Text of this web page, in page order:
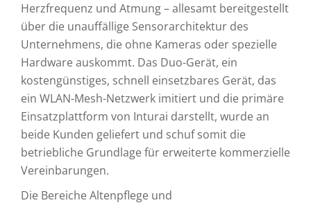
Herzfrequenz und Atmung – allesamt bereitgestellt
über die unauffällige Sensorarchitektur des
Unternehmens, die ohne Kameras oder spezielle
Hardware auskommt. Das Duo-Gerät, ein
kostengünstiges, schnell einsetzbares Gerät, das
ein WLAN-Mesh-Netzwerk imitiert und die primäre
Einsatzplattform von Inturai darstellt, wurde an
beide Kunden geliefert und schuf somit die
betriebliche Grundlage für erweiterte kommerzielle
Vereinbarungen.
Die Bereiche Altenpflege und